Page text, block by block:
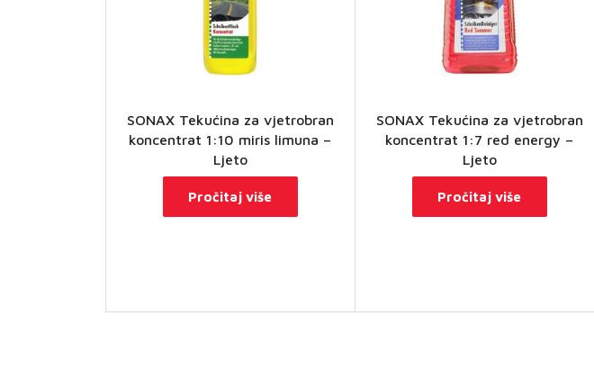
SONAX Tekućina za vjetrobran
koncentrat 1:10 miris limuna –
Ljeto
Pročitaj više
SONAX Tekućina za vjetrobran
koncentrat 1:7 red energy –
Ljeto
Pročitaj više